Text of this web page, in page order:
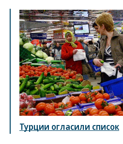
Турции огласили список